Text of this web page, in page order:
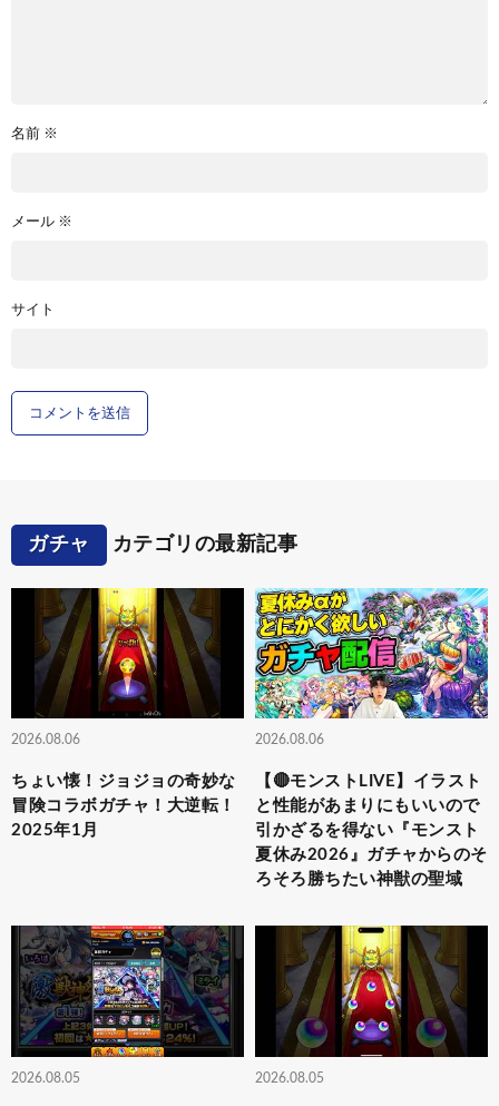
名前 ※
メール ※
サイト
ガチャ カテゴリの最新記事
2026.08.06
ちょい懐！ジョジョの奇妙な
冒険コラボガチャ！大逆転！
2025年1月
2026.08.06
【🔴モンストLIVE】イラスト
と性能があまりにもいいので
引かざるを得ない『モンスト
夏休み2026』ガチャからのそ
ろそろ勝ちたい神獣の聖域
2026.08.05 2026.08.05